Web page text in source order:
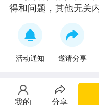
得和问题，其他无关
活动通知 邀请分享
我的 分享